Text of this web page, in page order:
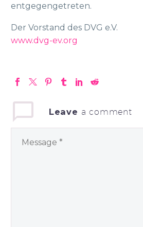
entgegengetreten.
Der Vorstand des DVG e.V.
www.dvg-ev.org
Leave a comment